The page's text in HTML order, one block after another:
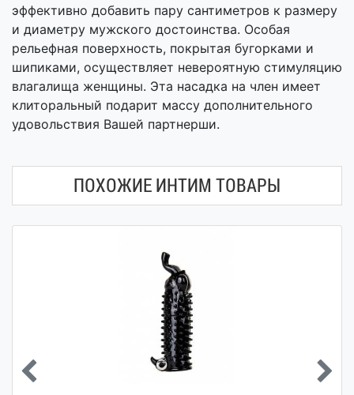
эффективно добавить пару сантиметров к размеру
и диаметру мужского достоинства. Особая
рельефная поверхность, покрытая бугорками и
шипиками, осуществляет невероятную стимуляцию
влагалища женщины. Эта насадка на член имеет
клиторальный подарит массу дополнительного
удовольствия Вашей партнерши.
ПОХОЖИЕ ИНТИМ ТОВАРЫ